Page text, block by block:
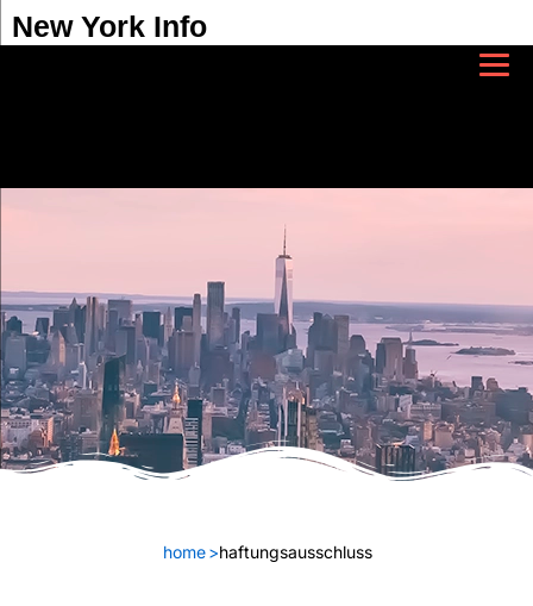
New York Info
home>haftungsausschluss